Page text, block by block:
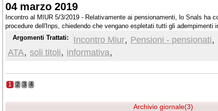
04 marzo 2019
Incontro al MIUR 5/3/2019 - Relativamente ai pensionamenti, lo Snals ha
procedure dell'Inps, chiedendo che vengano espletati tutti gli adempimenti
quel che riguarda i bandi "24mesi" è stato chiesto lo slittamento al 5 aprile
USR...
Argomenti Trattati: Incontro Miur, Pensioni - pensionati,
ATA, soli titoli, informativa,
1 2 3 4
Archivio giornale(3)